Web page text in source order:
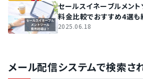
セールスイネーブルメン
料金比較でおすすめ4選も
2025.06.18
メール配信システムで検索さ